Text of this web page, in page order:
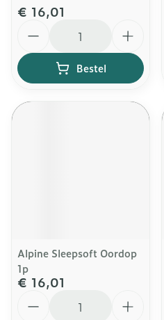
€ 16,01
Bestel
Alpine Sleepsoft Oordop
1p
€ 16,01